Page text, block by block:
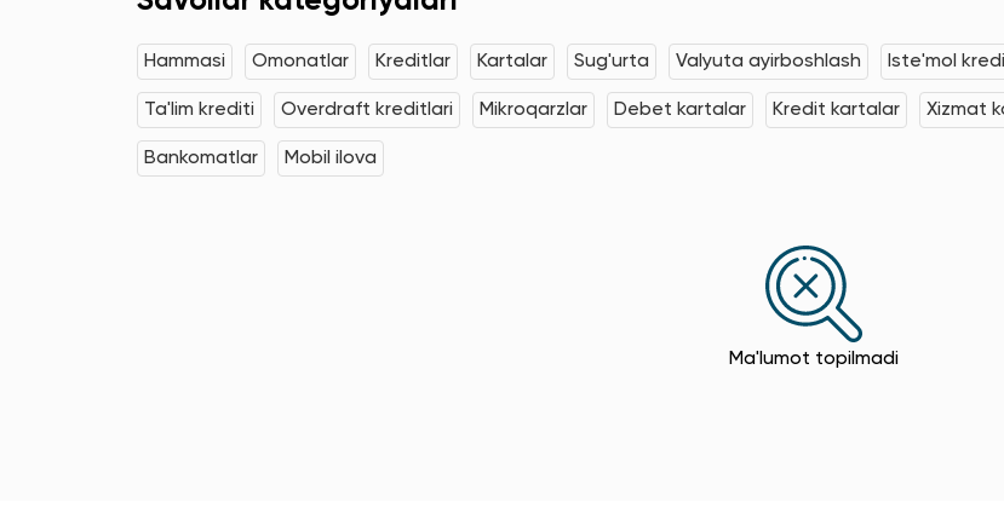
Hammasi Omonatlar Kreditlar Kartalar Sug'urta Valyuta ayirboshlash Iste'mol
Ta'lim krediti Overdraft kreditlari Mikroqarzlar Debet kartalar Kredit kartalar Xizmat
Bankomatlar Mobil ilova
Ma'lumot topilmadi